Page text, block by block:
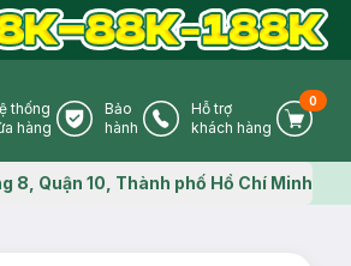
Icon
thống
hàng
Warranty Icon
Bảo
hành
Phone Icon
Hỗ trợ
khách hàng
Cart
0
Map icon
8, Quận 10, Thành phố Hồ Chí Minh